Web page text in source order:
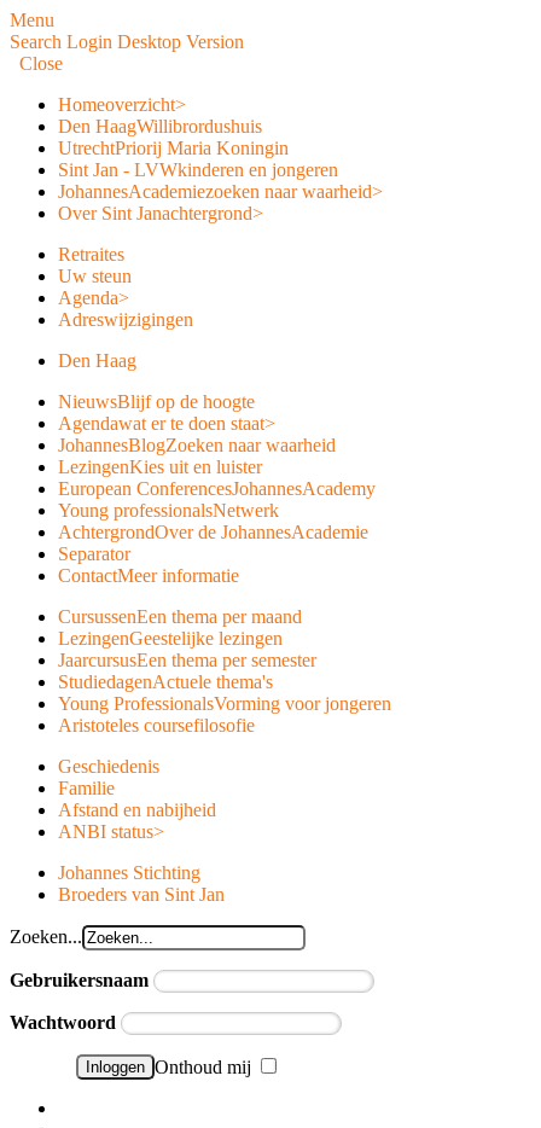
Menu
Search Login Desktop Version
Close
Homeoverzicht>
Den HaagWillibrordushuis
UtrechtPriorij Maria Koningin
Sint Jan - LVWkinderen en jongeren
JohannesAcademiezoeken naar waarheid>
Over Sint Janachtergrond>
Retraites
Uw steun
Agenda>
Adreswijzigingen
Den Haag
NieuwsBlijf op de hoogte
Agendawat er te doen staat>
JohannesBlogZoeken naar waarheid
LezingenKies uit en luister
European ConferencesJohannesAcademy
Young professionalsNetwerk
AchtergrondOver de JohannesAcademie
Separator
ContactMeer informatie
CursussenEen thema per maand
LezingenGeestelijke lezingen
JaarcursusEen thema per semester
StudiedagenActuele thema's
Young ProfessionalsVorming voor jongeren
Aristoteles coursefilosofie
Geschiedenis
Familie
Afstand en nabijheid
ANBI status>
Johannes Stichting
Broeders van Sint Jan
Zoeken...
Gebruikersnaam
Wachtwoord
Onthoud mij